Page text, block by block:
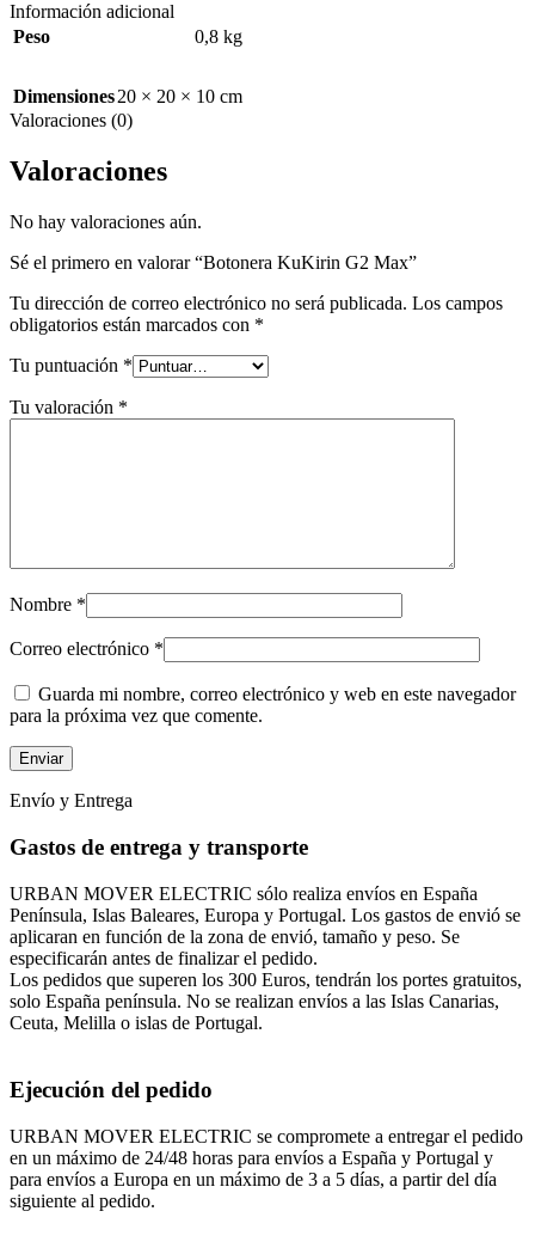
Información adicional
Peso
0,8 kg
Dimensiones20 × 20 × 10 cm
Valoraciones (0)
Valoraciones
No hay valoraciones aún.
Sé el primero en valorar “Botonera KuKirin G2 Max”
Tu dirección de correo electrónico no será publicada. Los campos
obligatorios están marcados con *
Tu puntuación *
Tu valoración *
Nombre *
Correo electrónico *
Guarda mi nombre, correo electrónico y web en este navegador
para la próxima vez que comente.
Envío y Entrega
Gastos de entrega y transporte
URBAN MOVER ELECTRIC sólo realiza envíos en España
Península, Islas Baleares, Europa y Portugal. Los gastos de envió se
aplicaran en función de la zona de envió, tamaño y peso. Se
especificarán antes de finalizar el pedido.
Los pedidos que superen los 300 Euros, tendrán los portes gratuitos,
solo España península. No se realizan envíos a las Islas Canarias,
Ceuta, Melilla o islas de Portugal.
Ejecución del pedido
URBAN MOVER ELECTRIC se compromete a entregar el pedido
en un máximo de 24/48 horas para envíos a España y Portugal y
para envíos a Europa en un máximo de 3 a 5 días, a partir del día
siguiente al pedido.